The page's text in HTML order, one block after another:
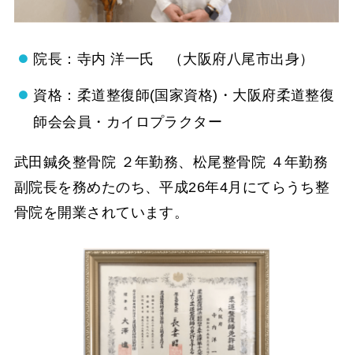
院長：寺内 洋一氏 （大阪府八尾市出身）
資格：柔道整復師(国家資格)・大阪府柔道整復
師会会員・カイロプラクター
武田鍼灸整骨院 ２年勤務、松尾整骨院 ４年勤務
副院長を務めたのち、平成26年4月にてらうち整
骨院を開業されています。